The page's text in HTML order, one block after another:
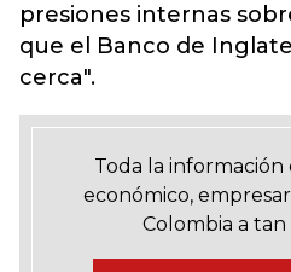
presiones internas
que el Banco de
cerca".
Toda la
económico,
Colombia a